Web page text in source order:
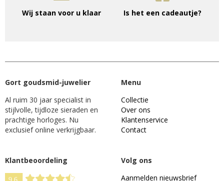
Wij staan voor u klaar Is het een cadeautje?
Gort goudsmid-juwelier
Al ruim 30 jaar specialist in
stijlvolle, tijdloze sieraden en
prachtige horloges. Nu
exclusief online verkrijgbaar.
Menu
Collectie
Over ons
Klantenservice
Contact
Klantbeoordeling
Volg ons
Aanmelden nieuwsbrief